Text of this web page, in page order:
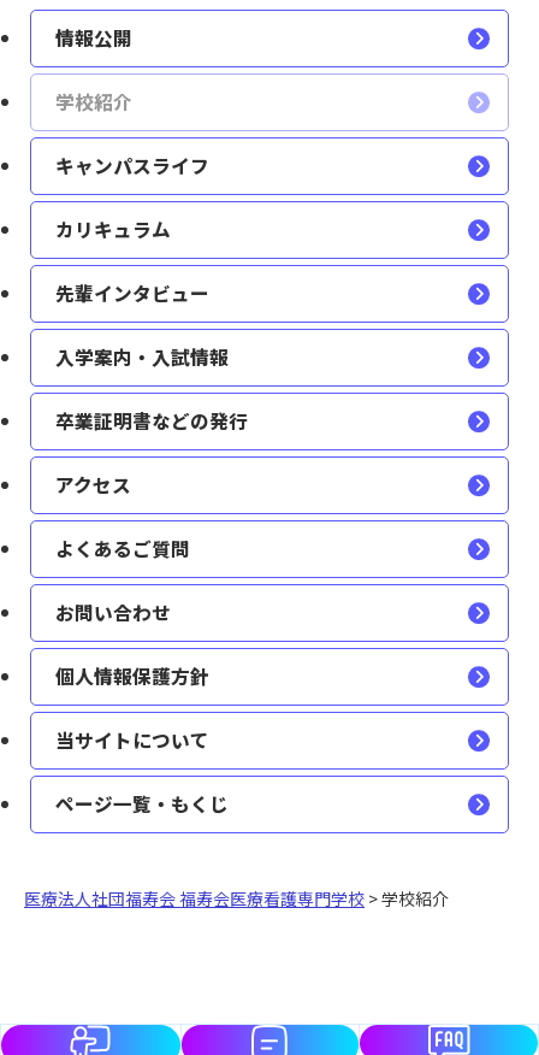
情報公開
学校紹介
キャンパスライフ
カリキュラム
先輩インタビュー
入学案内・入試情報
卒業証明書などの発行
アクセス
よくあるご質問
お問い合わせ
個人情報保護方針
当サイトについて
ページ一覧・もくじ
医療法人社団福寿会 福寿会医療看護専門学校 >学校紹介